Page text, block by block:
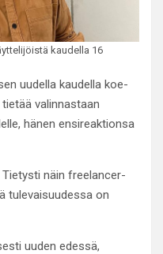
kaudella 16
uudella kaudella koe-
valinnastaan
hänen ensireaktionsa
näin freelancer-
tulevaisuudessa on
uuden edessä,